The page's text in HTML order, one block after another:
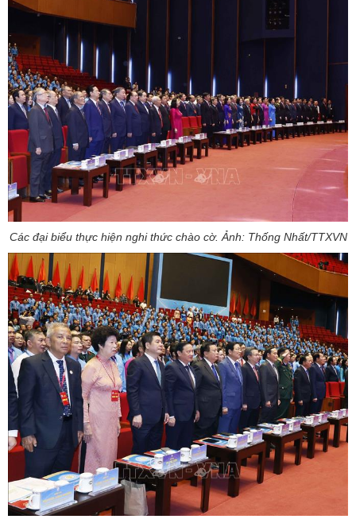
Các đại biểu thực hiện nghi thức chào cờ. Ảnh: Thống Nhất/TTXVN